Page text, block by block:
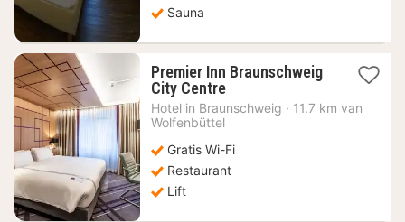
Sauna
Premier Inn Braunschweig
City Centre1
nacht
vanaf
€
Hotel in Braunschweig · 11.7 km van
Wolfenbüttel
Gratis Wi-Fi
Restaurant
Lift